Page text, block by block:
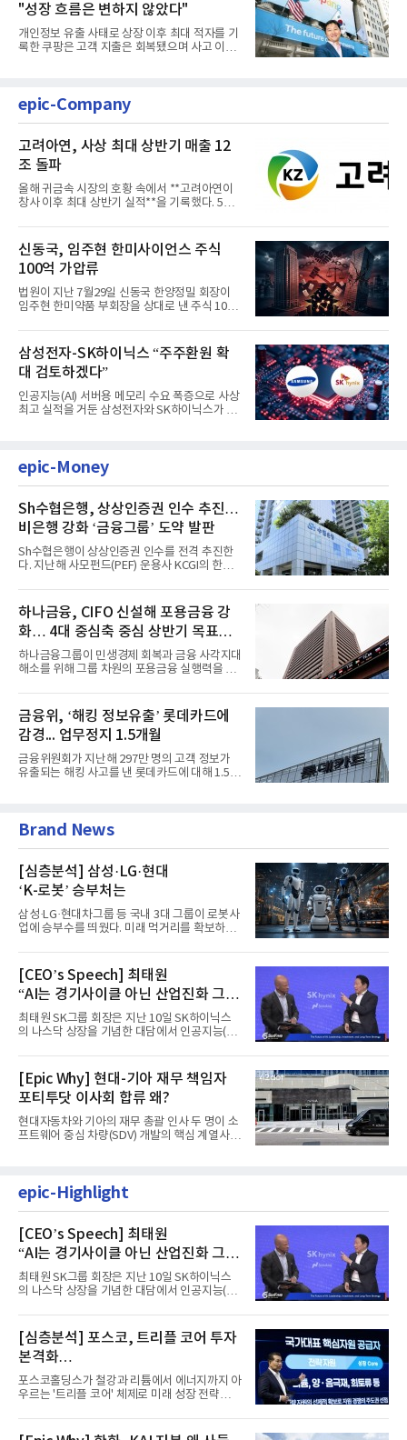
"성장 흐름은 변하지 않았다"
개인정보 유출 사태로 상장 이후 최대 적자를 기
록한 쿠팡은 고객 지출은 회복됐으며 사고 이전
epic-Company
고려아연, 사상 최대 상반기 매출 12
조 돌파
올해 귀금속 시장의 호황 속에서 **고려아연이
창사 이후 최대 상반기 실적**을 기록했다. 5일
신동국, 임주현 한미사이언스 주식
100억 가압류
법원이 지난 7월29일 신동국 한양정밀 회장이
임주현 한미약품 부회장을 상대로 낸 주식 100
삼성전자-SK하이닉스 “주주환원 확
대 검토하겠다”
인공지능(AI) 서버용 메모리 수요 폭증으로 사상
최고 실적을 거둔 삼성전자와 SK하이닉스가 5
epic-Money
Sh수협은행, 상상인증권 인수 추진…
비은행 강화 ‘금융그룹’ 도약 발판
Sh수협은행이 상상인증권 인수를 전격 추진한
다. 지난해 사모펀드(PEF) 운용사 KCGI의 한양
하나금융, CIFO 신설해 포용금융 강
화… 4대 중심축 중심 상반기 목표
60% 달성
하나금융그룹이 민생경제 회복과 금융 사각지대
해소를 위해 그룹 차원의 포용금융 실행력을 대
금융위, ‘해킹 정보유출’ 롯데카드에
감경... 업무정지 1.5개월
금융위원회가 지난해 297만 명의 고객 정보가
유출되는 해킹 사고를 낸 롯데카드에 대해 1.5개
Brand News
[심층분석] 삼성·LG·현대
‘K-로봇’ 승부처는
삼성·LG·현대차그룹 등 국내 3대 그룹이 로봇사
업에 승부수를 띄웠다. 미래 먹거리를 확보하기
[CEO’s Speech] 최태원
“AI는 경기사이클 아닌 산업진화 그
자체”
최태원 SK그룹 회장은 지난 10일 SK하이닉스
의 나스닥 상장을 기념한 대담에서 인공지능(AI)
[Epic Why] 현대-기아 재무 책임자
포티투닷 이사회 합류 왜?
현대자동차와 기아의 재무 총괄 인사 두 명이 소
프트웨어 중심 차량(SDV) 개발의 핵심 계열사
epic-Highlight
[CEO’s Speech] 최태원
“AI는 경기사이클 아닌 산업진화 그
자체”
최태원 SK그룹 회장은 지난 10일 SK하이닉스
의 나스닥 상장을 기념한 대담에서 인공지능(AI)
[심층분석] 포스코, 트리플 코어 투자
본격화
16조7천억원 투자 재원 마련 전략은?
포스코홀딩스가 철강과 리튬에서 에너지까지 아
우르는 '트리플 코어' 체제로 미래 성장 전략을